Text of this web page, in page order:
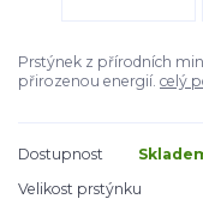
Prstýnek z přírodních
přirozenou energií. celý
Dostupnost
Velikost prstýnku